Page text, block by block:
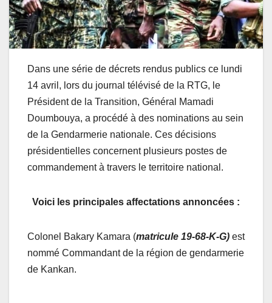
Dans une série de décrets rendus publics ce lundi
14 avril, lors du journal télévisé de la RTG, le
Président de la Transition, Général Mamadi
Doumbouya, a procédé à des nominations au sein
de la Gendarmerie nationale. Ces décisions
présidentielles concernent plusieurs postes de
commandement à travers le territoire national.
Voici les principales affectations annoncées :
Colonel Bakary Kamara (matricule 19-68-K-G) est
nommé Commandant de la région de gendarmerie
de Kankan.